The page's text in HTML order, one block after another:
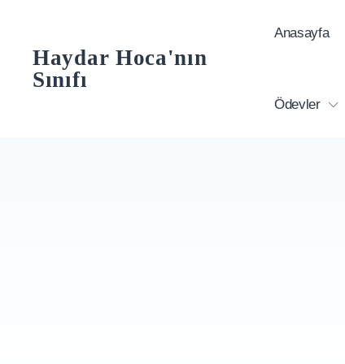
contentHaydar Hoca'nın
Sınıfı
Anasayfa
Ödevler